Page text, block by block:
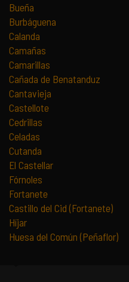
Bueña
Burbáguena
Calanda
Camañas
Camarillas
Cañada de Benatanduz
Cantavieja
Castellote
Cedrillas
Celadas
Cutanda
El Castellar
Fórnoles
Fortanete
Castillo del Cid (Fortanete)
Híjar
Huesa del Común (Peñaflor)